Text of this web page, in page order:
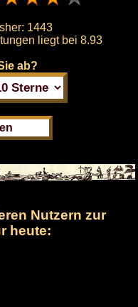
1443
liegt bei 8.93
ab?
Nutzern zur
heute: